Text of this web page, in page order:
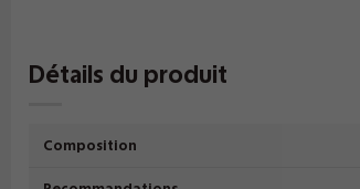
Détails du produit
Composition